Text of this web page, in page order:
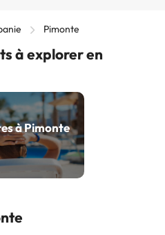
Pimonte
à explorer en
à Pimonte